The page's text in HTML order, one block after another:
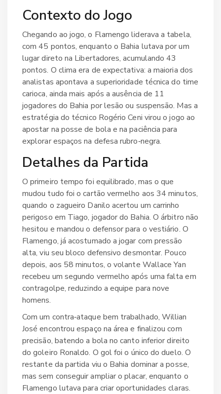
Contexto do Jogo
Chegando ao jogo, o Flamengo liderava a tabela,
com 45 pontos, enquanto o Bahia lutava por um
lugar direto na Libertadores, acumulando 43
pontos. O clima era de expectativa: a maioria dos
analistas apontava a superioridade técnica do time
carioca, ainda mais após a ausência de 11
jogadores do Bahia por lesão ou suspensão. Mas a
estratégia do técnico Rogério Ceni virou o jogo ao
apostar na posse de bola e na paciência para
explorar espaços na defesa rubro‑negra.
Detalhes da Partida
O primeiro tempo foi equilibrado, mas o que
mudou tudo foi o cartão vermelho aos 34 minutos,
quando o zagueiro Danilo acertou um carrinho
perigoso em Tiago, jogador do Bahia. O árbitro não
hesitou e mandou o defensor para o vestiário. O
Flamengo, já acostumado a jogar com pressão
alta, viu seu bloco defensivo desmontar. Pouco
depois, aos 58 minutos, o volante Wallace Yan
recebeu um segundo vermelho após uma falta em
contragolpe, reduzindo a equipe para nove
homens.
Com um contra‑ataque bem trabalhado, Willian
José encontrou espaço na área e finalizou com
precisão, batendo a bola no canto inferior direito
do goleiro Ronaldo. O gol foi o único do duelo. O
restante da partida viu o Bahia dominar a posse,
mas sem conseguir ampliar o placar, enquanto o
Flamengo lutava para criar oportunidades claras.